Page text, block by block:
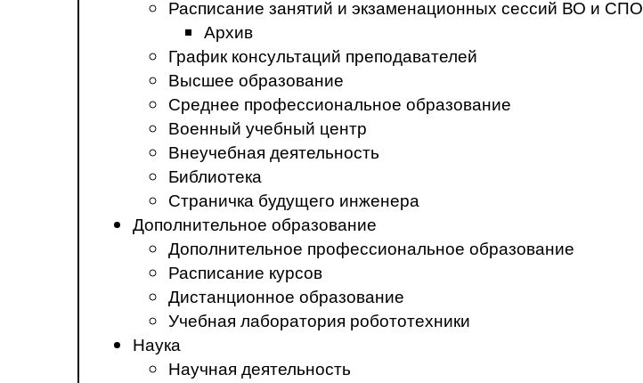
Расписание занятий и экзаменационных сессий ВО и СПО
Архив
График консультаций преподавателей
Высшее образование
Среднее профессиональное образование
Военный учебный центр
Внеучебная деятельность
Библиотека
Страничка будущего инженера
Дополнительное образование
Дополнительное профессиональное образование
Расписание курсов
Дистанционное образование
Учебная лаборатория робототехники
Наука
Научная деятельность